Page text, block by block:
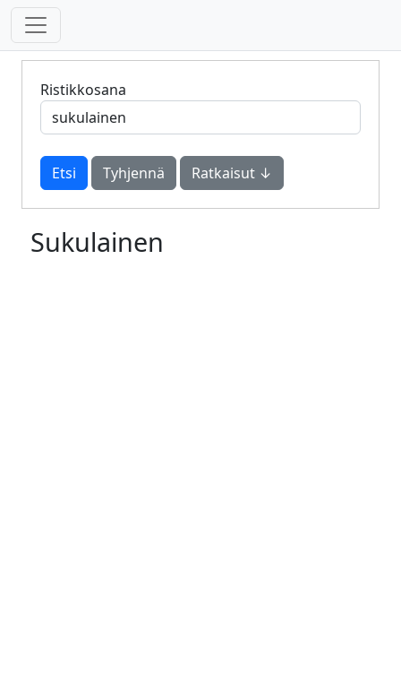
Ristikkosana
Tyhjennä Ratkaisut ↓
Sukulainen